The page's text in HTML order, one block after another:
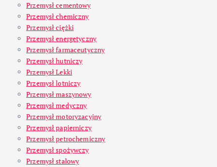
Przemysł cementowy
Przemysł chemiczny
Przemysł ciężki
Przemysł energetyczny
Przemysł farmaceutyczny
Przemysł hutniczy
Przemysł Lekki
Przemysł lotniczy
Przemysł maszynowy
Przemysł medyczny
Przemysł motoryzacyjny
Przemysł papierniczy
Przemysł petrochemiczny
Przemysł spożywczy
Przemysł stalowy